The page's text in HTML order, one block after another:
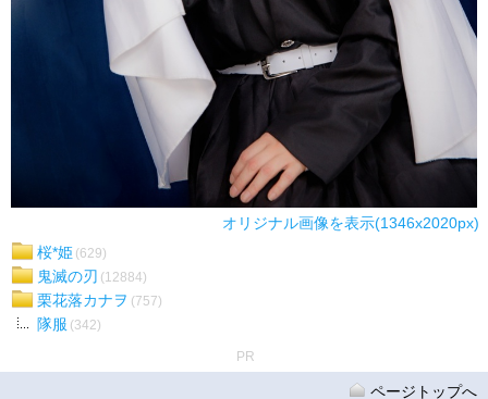
オリジナル画像を表示(1346x2020px)
桜*姫 (629)
鬼滅の刃 (12884)
栗花落カナヲ (757)
隊服 (342)
PR
ページトップへ